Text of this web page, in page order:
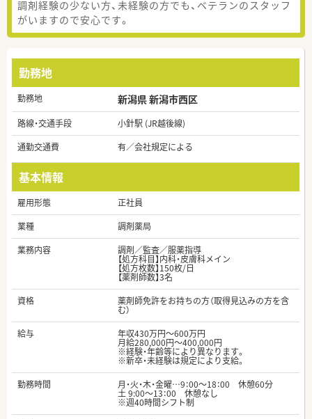
調剤経験の少ない方、未経験の方でも、ベテランのスタッフ
がいますので安心です。
勤務地
勤務地 新潟県 新潟市西区
路線・交通手段
小針駅 (JR越後線)
通勤交通費
有／会社規定による
基本情報
雇用形態
正社員
業種
調剤薬局
業務内容
調剤／監査／服薬指導
【処方科目】内科・皮膚科メイン
【処方枚数】150枚/日
【薬剤師数】3名
資格
薬剤師免許をお持ちの方（取得見込みの方を含
む）
給与
年収430万円～600万円
月給280,000円～400,000円
※経験・年齢等により異なります。
※新卒・未経験は規定により支給。
勤務時間
月・火・木・金曜…9：00～18：00 休憩60分
土 9:00～13：00 休憩なし
※週40時間シフト制